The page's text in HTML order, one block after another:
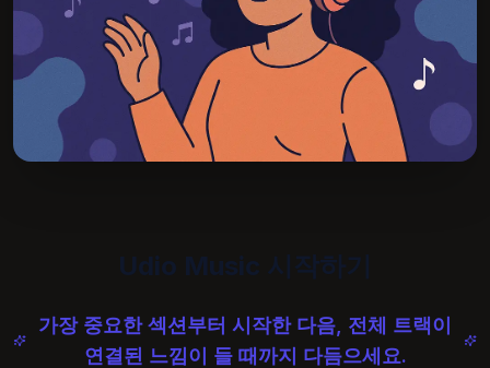
Udio Music 시작하기
가장 중요한 섹션부터 시작한 다음, 전체 트랙이
연결된 느낌이 들 때까지 다듬으세요.